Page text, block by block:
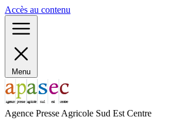
Accès au contenu
Menu
Agence Presse Agricole Sud Est Centre
Panneau de gestion des cookies